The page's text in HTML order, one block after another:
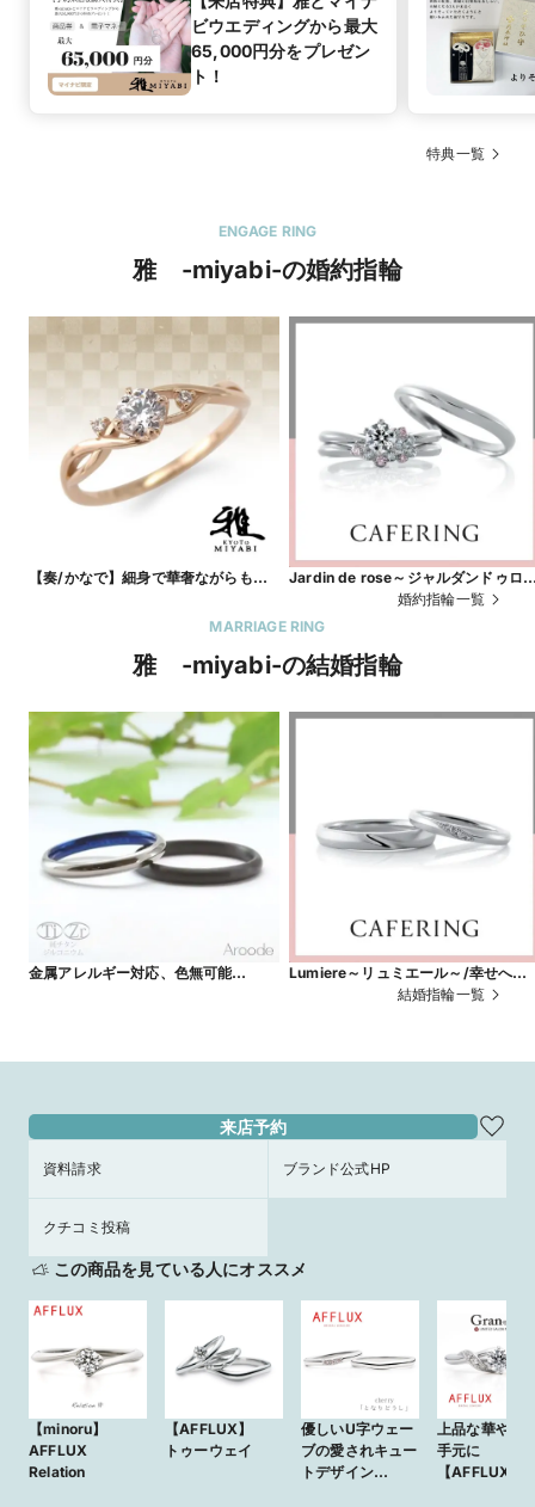
ビウエディングから最大
65,000円分をプレゼン
ト！
特典一覧
ENGAGE RING
雅 -miyabi-の婚約指輪
【奏/かなで】細身で華奢ながらも透
Jardin de rose～ジャルダンドゥロ
～/すべての幸せを手に入れて
婚約指輪一覧
MARRIAGE RING
雅 -miyabi-の結婚指輪
金属アレルギー対応、色無可能
Lumiere～リュミエール～/幸せへと
結婚指輪一覧
来店予約
資料請求 ブランド公式HP
クチコミ投稿
この商品を見ている人にオススメ
【minoru】
AFFLUX
Relation
【AFFLUX】
トゥーウェイ
優しいU字ウェー
ブの愛されキュー
トデザイン
上品な華やか
手元に
【AFFLUX】